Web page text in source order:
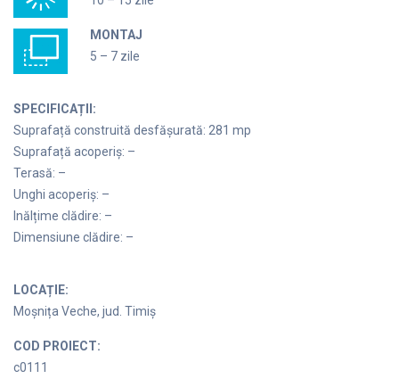
MONTAJ
5 – 7 zile
SPECIFICAȚII:
Suprafață construită desfășurată: 281 mp
Suprafață acoperiș: –
Terasă: –
Unghi acoperiș: –
Inălțime clădire: –
Dimensiune clădire: –
LOCAȚIE:
Moșnița Veche, jud. Timiș
COD PROIECT:
c0111